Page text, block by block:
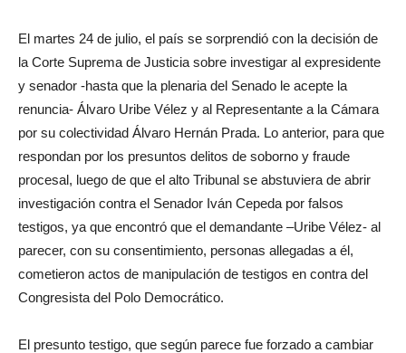
El martes 24 de julio, el país se sorprendió con la decisión de
la Corte Suprema de Justicia sobre investigar al expresidente
y senador -hasta que la plenaria del Senado le acepte la
renuncia- Álvaro Uribe Vélez y al Representante a la Cámara
por su colectividad Álvaro Hernán Prada. Lo anterior, para que
respondan por los presuntos delitos de soborno y fraude
procesal, luego de que el alto Tribunal se abstuviera de abrir
investigación contra el Senador Iván Cepeda por falsos
testigos, ya que encontró que el demandante –Uribe Vélez- al
parecer, con su consentimiento, personas allegadas a él,
cometieron actos de manipulación de testigos en contra del
Congresista del Polo Democrático.
El presunto testigo, que según parece fue forzado a cambiar